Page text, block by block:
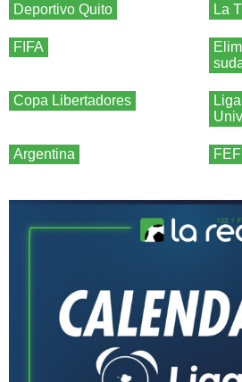
Deportivo Quito La
FIFA
Copa Libertadores
Argentina FEF